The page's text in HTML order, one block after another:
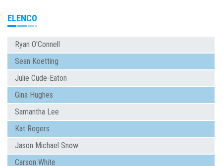
ELENCO
Ryan O'Connell
Sean Koetting
Julie Cude-Eaton
Gina Hughes
Samantha Lee
Kat Rogers
Jason Michael Snow
Carson White